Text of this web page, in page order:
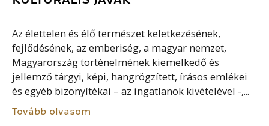
Az élettelen és élő természet keletkezésének,
fejlődésének, az emberiség, a magyar nemzet,
Magyarország történelmének kiemelkedő és
jellemző tárgyi, képi, hangrögzített, írásos emlékei
és egyéb bizonyítékai – az ingatlanok kivételével -,...
Tovább olvasom